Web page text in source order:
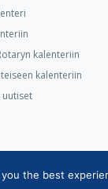
kalenteriin
kalenteriin
uutiset
the best